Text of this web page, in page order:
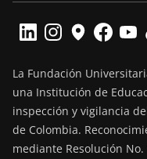
La Fundación
una Institución de
inspección y vigilancia
de Colombia.
mediante Resolución